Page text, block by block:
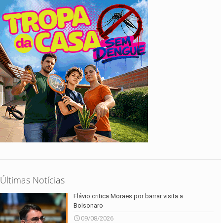
Últimas Notícias
Flávio critica Moraes por barrar visita a
Bolsonaro
09/08/2026